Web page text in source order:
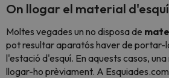
On llogar el material
Moltes vegades un no disposa de
pot resultar aparatós haver de portar-
l'estació d'esquí. En aquests casos,
llogar-ho prèviament. A